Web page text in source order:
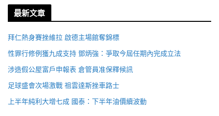
最新文章
拜仁熱身賽挫維拉 啟德主場館奪錦標
性罪行修例獲九成支持 鄧炳強：爭取今屆任期內完成立法
涉造假公屋富戶申報表 倉管員准保釋候訊
足球盛會次場激戰 祖雲達斯挫車路士
上半年純利大增七成 國泰：下半年油價續波動